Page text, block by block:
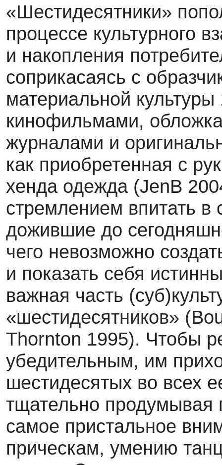
«Шестидесятники»
процессе культурного
и накопления
соприкасаясь с
материальной
кинофильмами,
журналами и
как при­обретенная с
хенда одежда (JenB
стремлением впитать в
дожившие до
чего невозможно
и показать себя
важная часть
«шестидесят­ников»
Thornton 1995). Чтобы
убедительным, им
шестидесятых во всех
тщательно продумывая
самое пристальное
прическам, умению